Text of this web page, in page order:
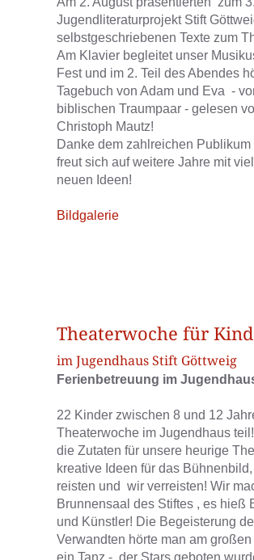
Jugendliteraturprojekt Stift
selbstgeschriebenen Texte zum
Am Klavier begleitet unser
Fest und im 2. Teil des Abendes
Tagebuch von Adam und Eva -
biblischen Traumpaar - gelesen
Christoph Mautz!
Danke dem zahlreichen
freut sich auf weitere Jahre mit
neuen Ideen!
Bildgalerie
Theaterwoche für
im Jugendhaus Stift Göttweig
Ferienbetreuung im
22 Kinder zwischen 8 und 12
Theaterwoche im Jugendhaus
die Zutaten für unsere heurige
kreative Ideen für das
reisten und wir verreisten! Wir
Brunnensaal des Stiftes , es
und Künstler! Die Begeisterung
Verwandten hörte man am
ein Tanz - der Stars geboten